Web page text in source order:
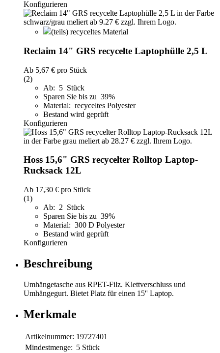
Konfigurieren
(teils) recyceltes Material
Reclaim 14" GRS recycelte Laptophülle 2,5 L
Ab 5,67 € pro Stück
(2)
Ab: 5 Stück
Sparen Sie bis zu 39%
Material: recyceltes Polyester
Bestand wird geprüft
Konfigurieren
Hoss 15,6" GRS recycelter Rolltop Laptop-
Rucksack 12L
Ab 17,30 € pro Stück
(1)
Ab: 2 Stück
Sparen Sie bis zu 39%
Material: 300 D Polyester
Bestand wird geprüft
Konfigurieren
Beschreibung
Umhängetasche aus RPET-Filz. Klettverschluss und
Umhängegurt. Bietet Platz für einen 15'' Laptop.
Merkmale
Artikelnummer: 19727401
Mindestmenge: 5 Stück